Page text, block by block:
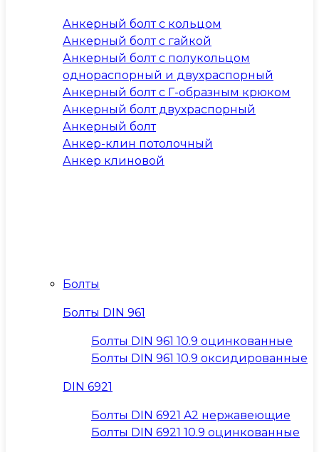
Анкерный болт с кольцом
Анкерный болт с гайкой
Анкерный болт с полукольцом
однораспорный и двухраспорный
Анкерный болт с Г-образным крюком
Анкерный болт двухраспорный
Анкерный болт
Анкер-клин потолочный
Анкер клиновой
Болты
Болты DIN 961
Болты DIN 961 10.9 оцинкованные
Болты DIN 961 10.9 оксидированные
DIN 6921
Болты DIN 6921 A2 нержавеющие
Болты DIN 6921 10.9 оцинкованные